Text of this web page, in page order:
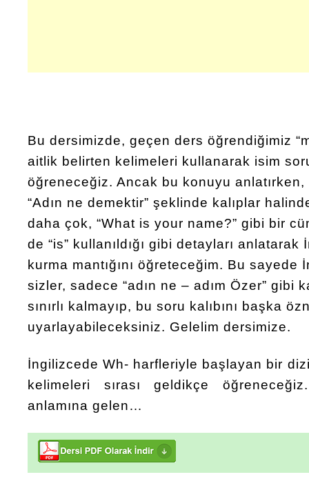
Bu dersimizde, geçen ders öğrendiğimiz
aitlik belirten kelimeleri kullanarak isim
öğreneceğiz. Ancak bu konuyu anlatırken,
“Adın ne demektir” şeklinde kalıplar
daha çok, “What is your name?” gibi bir
de “is” kullanıldığı gibi detayları
kurma mantığını öğreteceğim. Bu
sizler, sadece “adın ne – adım Özer” gibi
sınırlı kalmayıp, bu soru kalıbını başka
uyarlayabileceksiniz. Gelelim dersimize.
İngilizcede Wh- harfleriyle başlayan bir
kelimeleri sırası geldikçe
anlamına gelen…